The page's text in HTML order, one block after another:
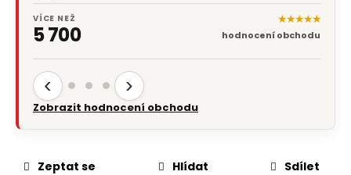
VÍCE NEŽ
5 700
★★★★★
hodnocení obchodu
‹ ›
Zobrazit hodnocení obchodu
Zeptat se Hlídat Sdílet